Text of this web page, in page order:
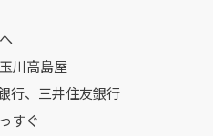
川高島屋
行、三井住友銀行
すぐ